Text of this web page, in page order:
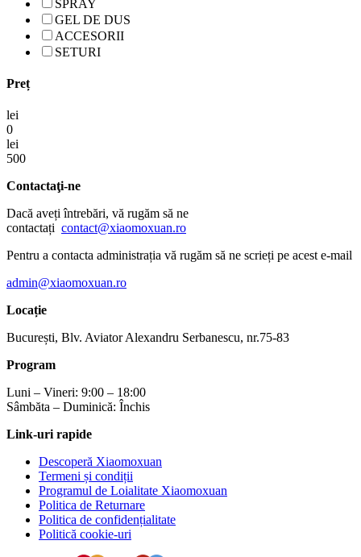
SPRAY
GEL DE DUS
ACCESORII
SETURI
Preț
lei
0
lei
500
Contactaţi-ne
Dacă aveți întrebări, vă rugăm să ne
contactați contact@xiaomoxuan.ro
Pentru a contacta administrația vă rugăm să ne scrieți pe acest e-mail
admin@xiaomoxuan.ro
Locație
București, Blv. Aviator Alexandru Serbanescu, nr.75-83
Program
Luni – Vineri: 9:00 – 18:00
Sâmbăta – Duminică: Închis
Link-uri rapide
Descoperă Xiaomoxuan
Termeni și condiții
Programul de Loialitate Xiaomoxuan
Politica de Returnare
Politica de confidențialitate
Politică cookie-uri